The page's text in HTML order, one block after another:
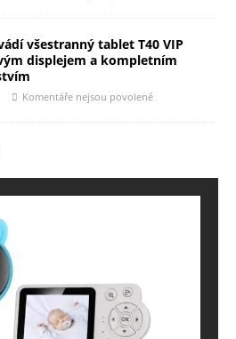
všestranný tablet T40 VIP
displejem a kompletním
Komentáře nejsou povolené